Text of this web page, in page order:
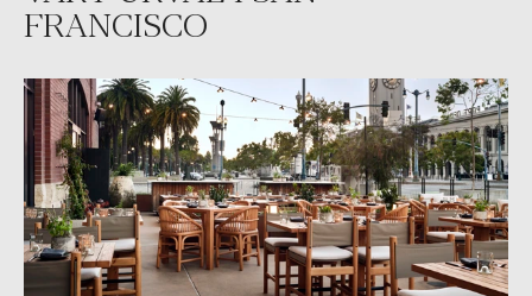
FRANCISCO